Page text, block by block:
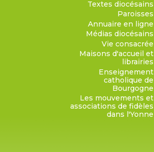
Textes diocésains
Paroisses
Annuaire en ligne
Médias diocésains
Vie consacrée
Maisons d'accueil et
librairies
Enseignement
catholique de
Bourgogne
Les mouvements et
associations de fidèles
dans l'Yonne